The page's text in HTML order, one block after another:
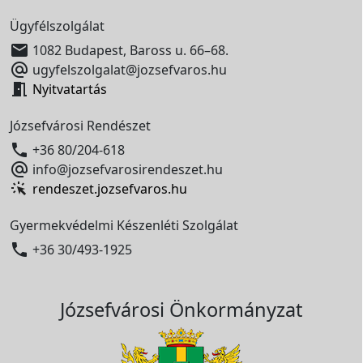
Ügyfélszolgálat
 1082 Budapest, Baross u. 66–68.
 ugyfelszolgalat@jozsefvaros.hu
 Nyitvatartás
Józsefvárosi Rendészet
 +36 80/204-618
 info@jozsefvarosirendeszet.hu
rendeszet.jozsefvaros.hu
Gyermekvédelmi Készenléti Szolgálat
 +36 30/493-1925
Józsefvárosi Önkormányzat